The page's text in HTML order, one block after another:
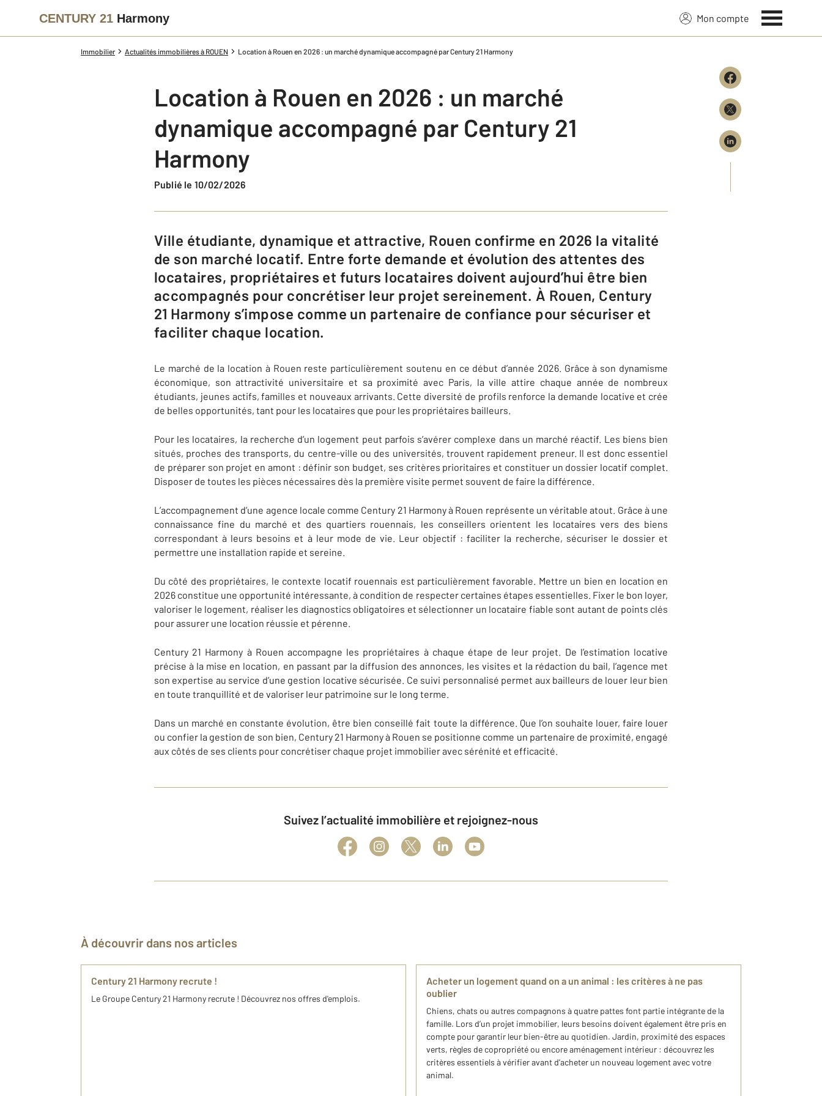
CENTURY 21 Harmony Mon compte
Immobilier Actualités immobilières à ROUEN Location à Rouen en 2026 : un marché dynamique accompagné par Century 21 Harmony
Location à Rouen en 2026 : un marché
dynamique accompagné par Century 21
Harmony
Publié le 10/02/2026
Ville étudiante, dynamique et attractive, Rouen confirme en 2026 la vitalité
de son marché locatif. Entre forte demande et évolution des attentes des
locataires, propriétaires et futurs locataires doivent aujourd’hui être bien
accompagnés pour concrétiser leur projet sereinement. À Rouen, Century
21 Harmony s’impose comme un partenaire de confiance pour sécuriser et
faciliter chaque location.
Le marché de la location à Rouen reste particulièrement soutenu en ce début d’année 2026. Grâce à son dynamisme
économique, son attractivité universitaire et sa proximité avec Paris, la ville attire chaque année de nombreux
étudiants, jeunes actifs, familles et nouveaux arrivants. Cette diversité de profils renforce la demande locative et crée
de belles opportunités, tant pour les locataires que pour les propriétaires bailleurs.
Pour les locataires, la recherche d’un logement peut parfois s’avérer complexe dans un marché réactif. Les biens bien
situés, proches des transports, du centre-ville ou des universités, trouvent rapidement preneur. Il est donc essentiel
de préparer son projet en amont : définir son budget, ses critères prioritaires et constituer un dossier locatif complet.
Disposer de toutes les pièces nécessaires dès la première visite permet souvent de faire la différence.
L’accompagnement d’une agence locale comme Century 21 Harmony à Rouen représente un véritable atout. Grâce à une
connaissance fine du marché et des quartiers rouennais, les conseillers orientent les locataires vers des biens
correspondant à leurs besoins et à leur mode de vie. Leur objectif : faciliter la recherche, sécuriser le dossier et
permettre une installation rapide et sereine.
Du côté des propriétaires, le contexte locatif rouennais est particulièrement favorable. Mettre un bien en location en
2026 constitue une opportunité intéressante, à condition de respecter certaines étapes essentielles. Fixer le bon loyer,
valoriser le logement, réaliser les diagnostics obligatoires et sélectionner un locataire fiable sont autant de points clés
pour assurer une location réussie et pérenne.
Century 21 Harmony à Rouen accompagne les propriétaires à chaque étape de leur projet. De l’estimation locative
précise à la mise en location, en passant par la diffusion des annonces, les visites et la rédaction du bail, l’agence met
son expertise au service d’une gestion locative sécurisée. Ce suivi personnalisé permet aux bailleurs de louer leur bien
en toute tranquillité et de valoriser leur patrimoine sur le long terme.
Dans un marché en constante évolution, être bien conseillé fait toute la différence. Que l’on souhaite louer, faire louer
ou confier la gestion de son bien, Century 21 Harmony à Rouen se positionne comme un partenaire de proximité, engagé
aux côtés de ses clients pour concrétiser chaque projet immobilier avec sérénité et efficacité.
Suivez l’actualité immobilière et rejoignez-nous
À découvrir dans nos articles
Century 21 Harmony recrute !
Le Groupe Century 21 Harmony recrute ! Découvrez nos offres d'emplois.
Acheter un logement quand on a un animal : les critères à ne pas
oublier
Chiens, chats ou autres compagnons à quatre pattes font partie intégrante de la
famille. Lors d’un projet immobilier, leurs besoins doivent également être pris en
compte pour garantir leur bien-être au quotidien. Jardin, proximité des espaces
verts, règles de copropriété ou encore aménagement intérieur : découvrez les
critères essentiels à vérifier avant d’acheter un nouveau logement avec votre
animal.